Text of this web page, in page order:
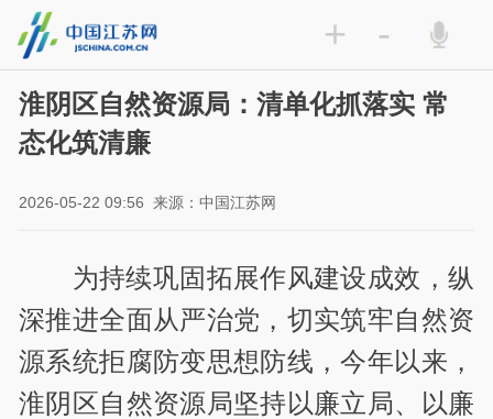
+ -
淮阴区自然资源局：清单化抓落实 常
态化筑清廉
2026-05-22 09:56 来源：中国江苏网
为持续巩固拓展作风建设成效，纵
深推进全面从严治党，切实筑牢自然资
源系统拒腐防变思想防线，今年以来，
淮阴区自然资源局坚持以廉立局、以廉